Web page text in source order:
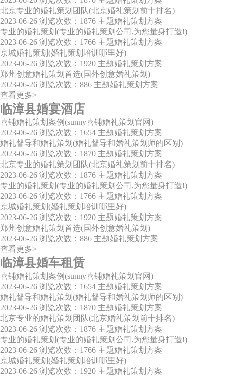
北京专业的婚礼策划团队(北京婚礼策划前十排名)
2023-06-26 浏览次数：1876 主题婚礼策划方案
专业的婚礼策划(专业的婚礼策划公司,为您量身打造!)
2023-06-26 浏览次数：1766 主题婚礼策划方案
京城婚礼策划(婚礼策划培训哪里好)
2023-06-26 浏览次数：1920 主题婚礼策划方案
郑州创意婚礼策划首选(国外创意婚礼策划)
2023-06-26 浏览次数：886 主题婚礼策划方案
查看更多>
临漳县婚宴酒店
喜铺婚礼策划案例(sunny喜铺婚礼策划官网)
2023-06-26 浏览次数：1654 主题婚礼策划方案
婚礼督导和婚礼策划(婚礼督导和婚礼策划师的区别)
2023-06-26 浏览次数：1870 主题婚礼策划方案
北京专业的婚礼策划团队(北京婚礼策划前十排名)
2023-06-26 浏览次数：1876 主题婚礼策划方案
专业的婚礼策划(专业的婚礼策划公司,为您量身打造!)
2023-06-26 浏览次数：1766 主题婚礼策划方案
京城婚礼策划(婚礼策划培训哪里好)
2023-06-26 浏览次数：1920 主题婚礼策划方案
郑州创意婚礼策划首选(国外创意婚礼策划)
2023-06-26 浏览次数：886 主题婚礼策划方案
查看更多>
临漳县婚车租赁
喜铺婚礼策划案例(sunny喜铺婚礼策划官网)
2023-06-26 浏览次数：1654 主题婚礼策划方案
婚礼督导和婚礼策划(婚礼督导和婚礼策划师的区别)
2023-06-26 浏览次数：1870 主题婚礼策划方案
北京专业的婚礼策划团队(北京婚礼策划前十排名)
2023-06-26 浏览次数：1876 主题婚礼策划方案
专业的婚礼策划(专业的婚礼策划公司,为您量身打造!)
2023-06-26 浏览次数：1766 主题婚礼策划方案
京城婚礼策划(婚礼策划培训哪里好)
2023-06-26 浏览次数：1920 主题婚礼策划方案